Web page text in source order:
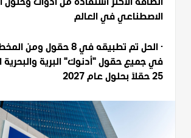
الطاقة الأكثر استفادة من أدوات وحلول
الاصطناعي في العالم
· الحل تم تطبيقه في 8 حقول
في جميع حقول "أدنوك" البرية والبحرية
25 حقلاً بحلول عام 2027